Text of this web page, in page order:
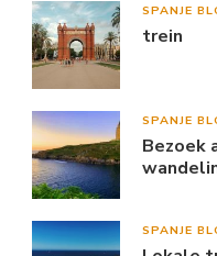
SPANJE
trein
SPANJE
Bezoek
SPANJE